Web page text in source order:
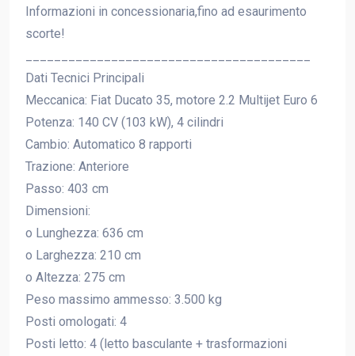
Informazioni in concessionaria,fino ad esaurimento
scorte!
Dati Tecnici Principali
Meccanica: Fiat Ducato 35, motore 2.2 Multijet Euro 6
Potenza: 140 CV (103 kW), 4 cilindri
Cambio: Automatico 8 rapporti
Trazione: Anteriore
Passo: 403 cm
Dimensioni:
o Lunghezza: 636 cm
o Larghezza: 210 cm
o Altezza: 275 cm
Peso massimo ammesso: 3.500 kg
Posti omologati: 4
Posti letto: 4 (letto basculante + trasformazioni